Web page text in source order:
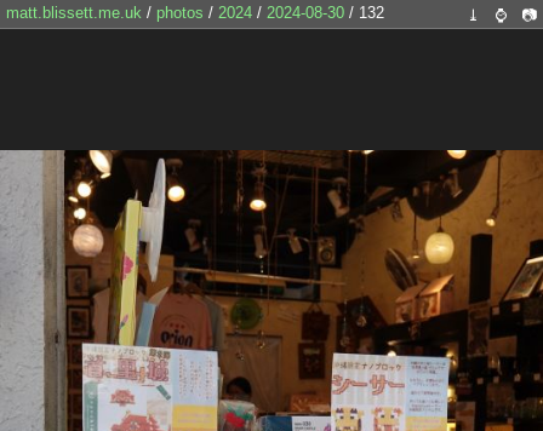
matt.blissett.me.uk / photos / 2024 / 2024-08-30 / 132 ⤓ ⌚ 📷